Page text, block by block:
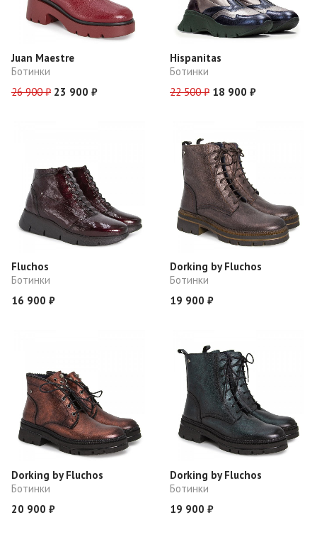
Juan Maestre
Ботинки
26 900 ₽ 23 900 ₽
Hispanitas
Ботинки
22 500 ₽ 18 900 ₽
Fluchos
Ботинки
16 900 ₽
Dorking by Fluchos
Ботинки
19 900 ₽
Dorking by Fluchos
Ботинки
20 900 ₽
Dorking by Fluchos
Ботинки
19 900 ₽